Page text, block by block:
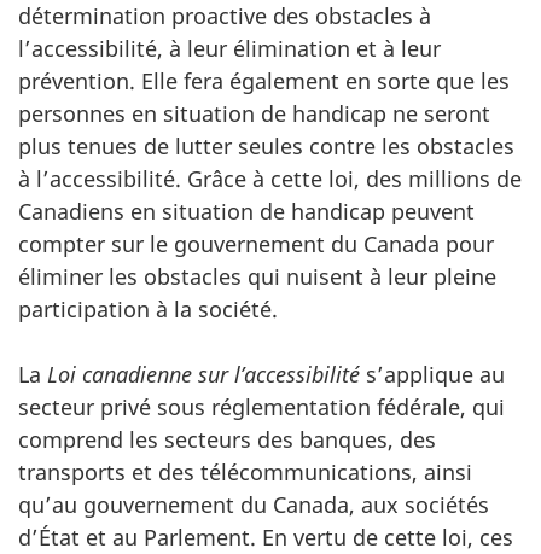
détermination proactive des obstacles à
l’accessibilité, à leur élimination et à leur
prévention. Elle fera également en sorte que les
personnes en situation de handicap ne seront
plus tenues de lutter seules contre les obstacles
à l’accessibilité. Grâce à cette loi, des millions de
Canadiens en situation de handicap peuvent
compter sur le gouvernement du Canada pour
éliminer les obstacles qui nuisent à leur pleine
participation à la société.
La Loi canadienne sur l’accessibilité s’applique au
secteur privé sous réglementation fédérale, qui
comprend les secteurs des banques, des
transports et des télécommunications, ainsi
qu’au gouvernement du Canada, aux sociétés
d’État et au Parlement. En vertu de cette loi, ces